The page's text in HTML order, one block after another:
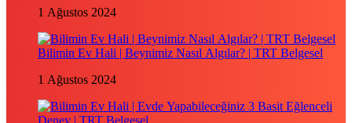
1 Ağustos 2024
Bilimin Ev Hali | Beynimiz Nasıl Algılar? | TRT Belgesel
1 Ağustos 2024